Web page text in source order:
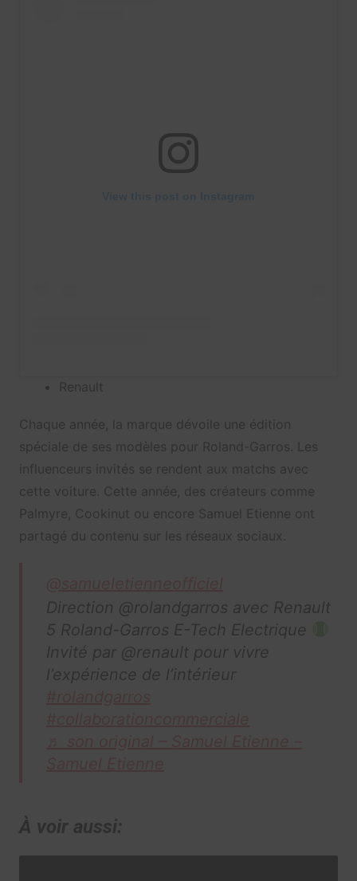
Renault
Chaque année, la marque dévoile une édition
spéciale de ses modèles pour Roland-Garros. Les
influenceurs invités se rendent aux matchs avec
cette voiture. Cette année, des créateurs comme
Palmyre, Cookinut ou encore Samuel Etienne ont
partagé du contenu sur les réseaux sociaux.
Direction @rolandgarros avec Renault
5 Roland-Garros E-Tech Electrique
Invité par @renault pour vivre
l’expérience de l’intérieur
À voir aussi: